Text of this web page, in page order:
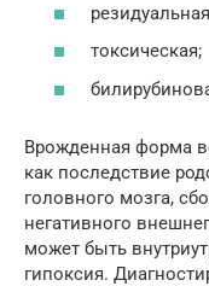
токсическая;
Врожденная форма
как последствие
головного мозга,
негативного
может быть
гипоксия.